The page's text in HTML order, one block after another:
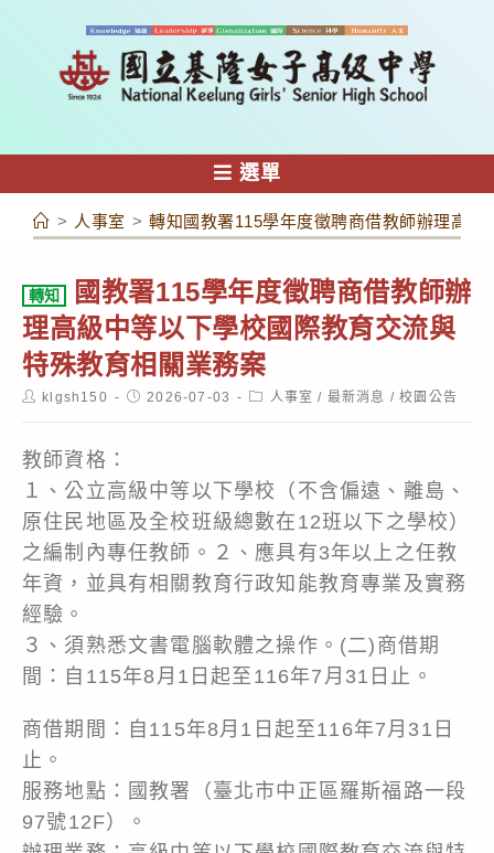
容
選單
> 人事室 > 轉知國教署115學年度徵聘商借教師辦理高
轉知
國教署115學年度徵聘商借教師辦
理高級中等以下學校國際教育交流與
特殊教育相關業務案
Postklgsh150
Post2026-07-03
Post人事室 / 最新消息 / 校園公告
教師資格：
１、公立高級中等以下學校（不含偏遠、離島、
原住民地區及全校班級總數在12班以下之學校）
之編制內專任教師。２、應具有3年以上之任教
年資，並具有相關教育行政知能教育專業及實務
經驗。
３、須熟悉文書電腦軟體之操作。(二)商借期
間：自115年8月1日起至116年7月31日止。
商借期間：自115年8月1日起至116年7月31日
止。
服務地點：國教署（臺北市中正區羅斯福路一段
97號12F）。